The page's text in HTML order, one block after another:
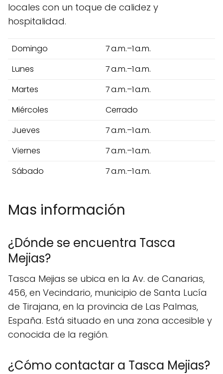
locales con un toque de calidez y
hospitalidad.
Domingo
7 a.m.–1 a.m.
Lunes
7 a.m.–1 a.m.
Martes
7 a.m.–1 a.m.
Miércoles
Cerrado
Jueves
7 a.m.–1 a.m.
Viernes
7 a.m.–1 a.m.
Sábado
7 a.m.–1 a.m.
Mas información
¿Dónde se encuentra Tasca
Mejias?
Tasca Mejias se ubica en la Av. de Canarias,
456, en Vecindario, municipio de Santa Lucía
de Tirajana, en la provincia de Las Palmas,
España. Está situado en una zona accesible y
conocida de la región.
¿Cómo contactar a Tasca Mejias?